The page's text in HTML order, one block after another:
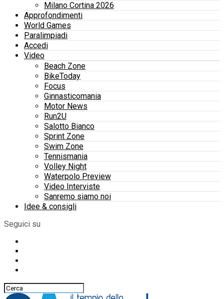
Milano Cortina 2026
Approfondimenti
World Games
Paralimpiadi
Accedi
Video
Beach Zone
BikeToday
Focus
Ginnasticomania
Motor News
Run2U
Salotto Bianco
Sprint Zone
Swim Zone
Tennismania
Volley Night
Waterpolo Preview
Video Interviste
Sanremo siamo noi
Idee & consigli
Seguici su